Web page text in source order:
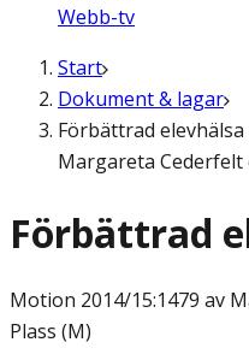
Webb-tv
Start
Dokument & lagar
Förbättrad
Margareta Cederfelt
Förbättrad
Motion 2014/15:1479 av
Plass (M)